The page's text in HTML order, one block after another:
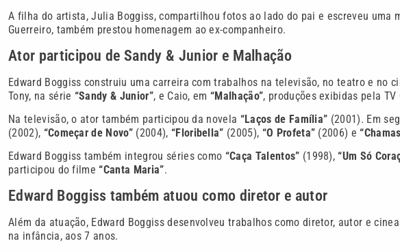
A filha do artista, Julia Boggiss, compartilhou fotos ao lado do pai e escreveu uma
Guerreiro, também prestou homenagem ao ex-companheiro.
Ator participou de Sandy & Junior e Malhação
Edward Boggiss construiu uma carreira com trabalhos na televisão, no teatro e no
Tony, na série “Sandy & Junior”, e Caio, em “Malhação”, produções exibidas pela TV
Na televisão, o ator também participou da novela “Laços de Família” (2001). Em
(2002), “Começar de Novo” (2004), “Floribella” (2005), “O Profeta” (2006) e
Edward Boggiss também integrou séries como “Caça Talentos” (1998), “Um Só
participou do filme “Canta Maria”.
Edward Boggiss também atuou como diretor e autor
Além da atuação, Edward Boggiss desenvolveu trabalhos como diretor, autor e
na infância, aos 7 anos.